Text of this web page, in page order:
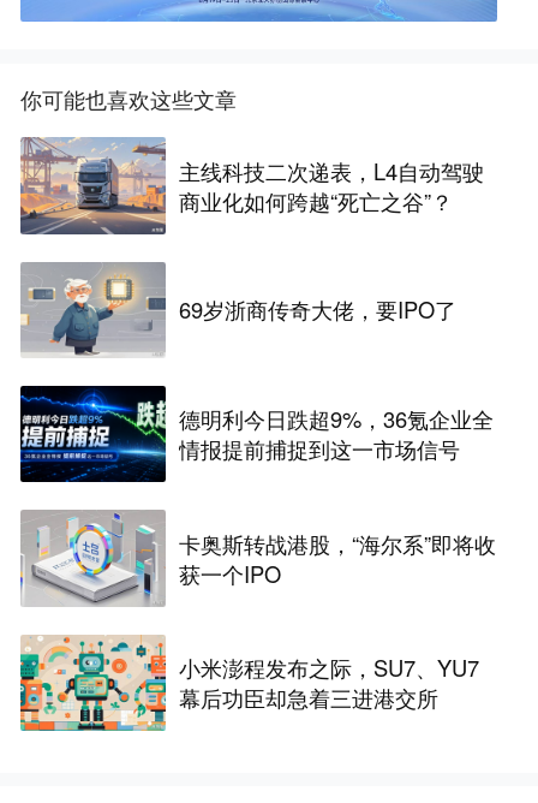
你可能也喜欢这些文章
主线科技二次递表，L4自动驾驶
商业化如何跨越“死亡之谷”？
69岁浙商传奇大佬，要IPO了
德明利今日跌超9%，36氪企业全
情报提前捕捉到这一市场信号
卡奥斯转战港股，“海尔系”即将收
获一个IPO
小米澎程发布之际，SU7、YU7
幕后功臣却急着三进港交所